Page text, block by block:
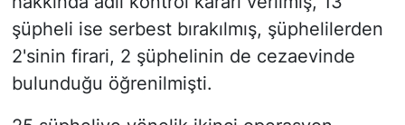
şüpheli ise serbest bırakılmış, şüphelilerden
2'sinin firari, 2 şüphelinin de cezaevinde
bulunduğu öğrenilmişti.